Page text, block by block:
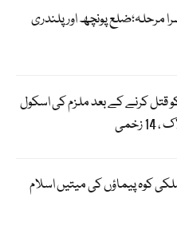
مرحلہ؛ضلع پونچھ اور پلندری
کو قتل کرنے کے بعد ملزم کی اسکول
حادثہ،5غیرملکی کوہ پیماؤں کی میتیں اسلام